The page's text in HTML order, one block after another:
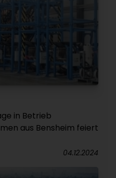
in Betrieb
aus Bensheim feiert
04.12.2024